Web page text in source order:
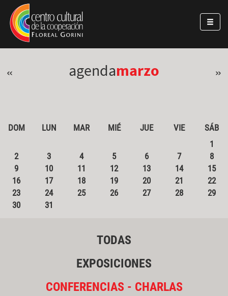
Pasar al contenido principal
Jump to main content
« agendamarzo »
DOM LUN MAR MIÉ JUE VIE
SÁB
1
2
3 4 5 6 7
8
9
10 11 12 13 14
15
16
17 18 19 20 21
22
23
24 25 26 27 28
29
30
31
TODAS
EXPOSICIONES
CONFERENCIAS - CHARLAS